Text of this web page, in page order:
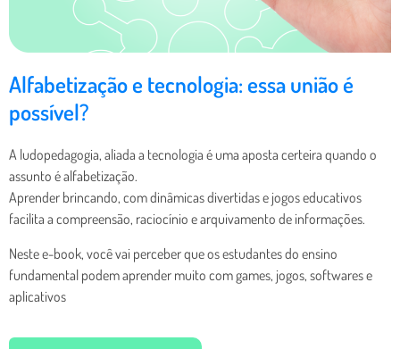
Alfabetização e tecnologia: essa união é
possível?
A ludopedagogia, aliada a tecnologia é uma aposta certeira quando o
assunto é alfabetização.
Aprender brincando, com dinâmicas divertidas e jogos educativos
facilita a compreensão, raciocínio e arquivamento de informações.
Neste e-book, você vai perceber que os estudantes do ensino
fundamental podem aprender muito com games, jogos, softwares e
aplicativos